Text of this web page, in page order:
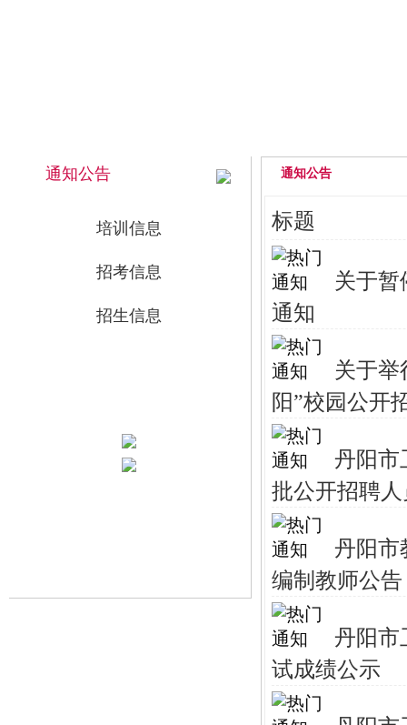
通知公告
培训信息
招考信息
招生信息
通知公告
标题
关于暂
通知
关于举
阳”校园公开
丹阳市
批公开招聘
丹阳市
编制教师公告
丹阳市
试成绩公示